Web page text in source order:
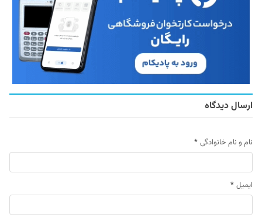
ارسال دیدگاه
نام و نام خانوادگی *
ایمیل *